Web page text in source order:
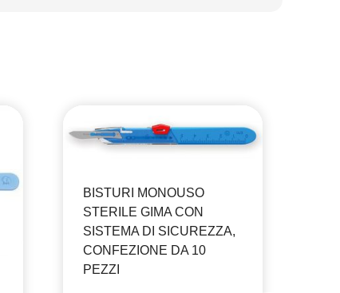
BISTURI MONOUSO
STERILE GIMA CON
SISTEMA DI SICUREZZA,
CONFEZIONE DA 10
PEZZI